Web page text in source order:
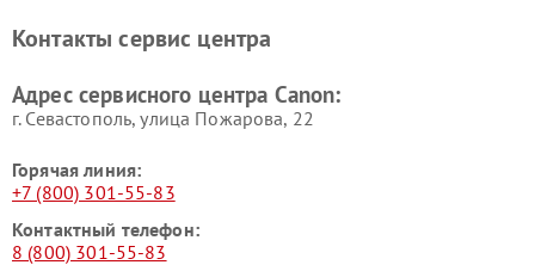
Контакты сервис центра
Адрес сервисного центра Canon:
г. Севастополь, улица Пожарова, 22
Горячая линия:
+7 (800) 301-55-83
Контактный телефон:
8 (800) 301-55-83